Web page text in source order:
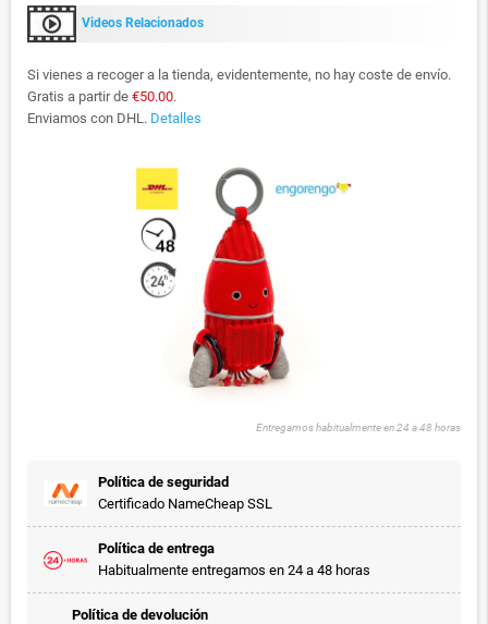
Videos Relacionados
Si vienes a recoger a la tienda, evidentemente, no hay coste de envío.
Gratis a partir de €50.00.
Enviamos con DHL. Detalles
Entregamos habitualmente en 24 a 48 horas
Política de seguridad
Certificado NameCheap SSL
Política de entrega
Habitualmente entregamos en 24 a 48 horas
Política de devolución